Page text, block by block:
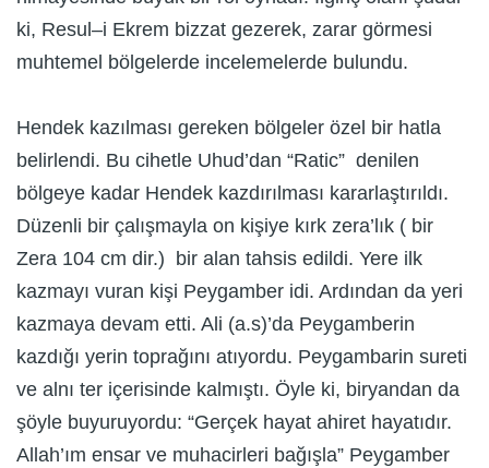
ki, Resul–i Ekrem bizzat gezerek, zarar görmesi
muhtemel bölgelerde incelemelerde bulundu.
Hendek kazılması gereken bölgeler özel bir hatla
belirlendi. Bu cihetle Uhud’dan “Ratic” denilen
bölgeye kadar Hendek kazdırılması kararlaştırıldı.
Düzenli bir çalışmayla on kişiye kırk zera’lık ( bir
Zera 104 cm dir.) bir alan tahsis edildi. Yere ilk
kazmayı vuran kişi Peygamber idi. Ardından da yeri
kazmaya devam etti. Ali (a.s)’da Peygamberin
kazdığı yerin toprağını atıyordu. Peygambarin sureti
ve alnı ter içerisinde kalmıştı. Öyle ki, biryandan da
şöyle buyuruyordu: “Gerçek hayat ahiret hayatıdır.
Allah’ım ensar ve muhacirleri bağışla” Peygamber